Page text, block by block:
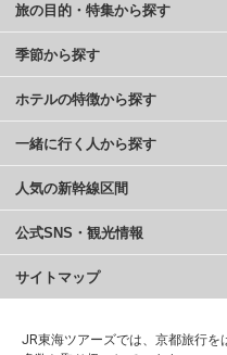
旅の目的・特集から探す
季節から探す
ホテルの特徴から探す
一緒に行く人から探す
人気の新幹線区間
公式SNS・観光情報
サイトマップ
JR東海ツアーズでは、京都旅行を